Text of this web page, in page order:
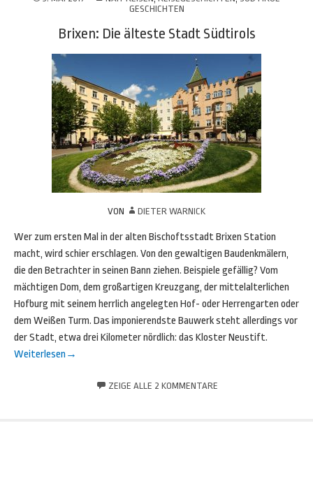
GESCHICHTEN
Brixen: Die älteste Stadt Südtirols
VON DIETER WARNICK
Wer zum ersten Mal in der alten Bischoftsstadt Brixen Station
macht, wird schier erschlagen. Von den gewaltigen Baudenkmälern,
die den Betrachter in seinen Bann ziehen. Beispiele gefällig? Vom
mächtigen Dom, dem großartigen Kreuzgang, der mittelalterlichen
Hofburg mit seinem herrlich angelegten Hof- oder Herrengarten oder
dem Weißen Turm. Das imponierendste Bauwerk steht allerdings vor
der Stadt, etwa drei Kilometer nördlich: das Kloster Neustift.
Weiterlesen →
ZEIGE ALLE 2 KOMMENTARE